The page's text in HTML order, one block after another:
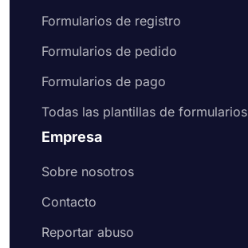
Formularios de registro
Formularios de pedido
Formularios de pago
Todas las plantillas de formularios
Empresa
Sobre nosotros
Contacto
Reportar abuso